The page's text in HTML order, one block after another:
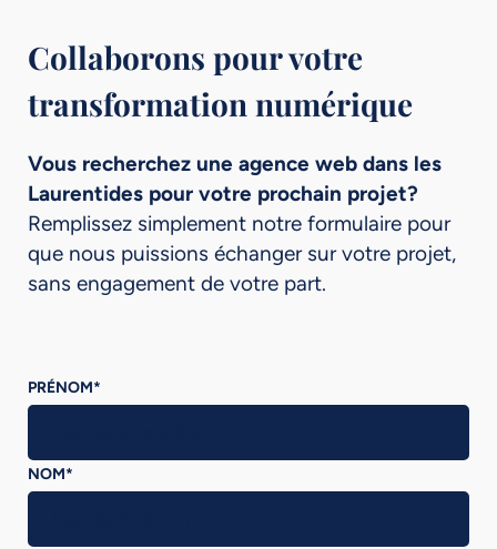
Collaborons pour votre
transformation numérique
Vous recherchez une agence web dans les
Laurentides pour votre prochain projet?
Remplissez simplement notre formulaire pour
que nous puissions échanger sur votre projet,
sans engagement de votre part.
PRÉNOM*
NOM*